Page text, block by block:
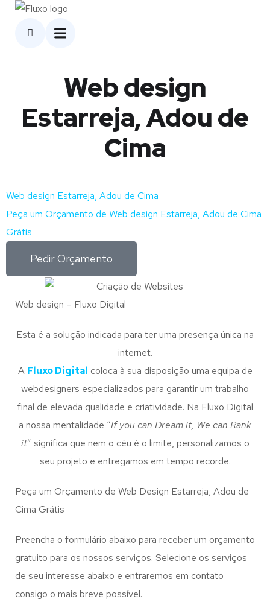
Web design
Estarreja, Adou de
Cima
Web design Estarreja, Adou de Cima
Peça um Orçamento de Web design Estarreja, Adou de Cima
Grátis
Pedir Orçamento
Web design – Fluxo Digital
Esta é a solução indicada para ter uma presença única na
internet.
A Fluxo Digital coloca à sua disposição uma equipa de
webdesigners especializados para garantir um trabalho
final de elevada qualidade e criatividade. Na Fluxo Digital
a nossa mentalidade “If you can Dream it, We can Rank
it” significa que nem o céu é o limite, personalizamos o
seu projeto e entregamos em tempo recorde.
Peça um Orçamento de Web Design Estarreja, Adou de
Cima Grátis
Preencha o formulário abaixo para receber um orçamento
gratuito para os nossos serviços. Selecione os serviços
de seu interesse abaixo e entraremos em contato
consigo o mais breve possível.